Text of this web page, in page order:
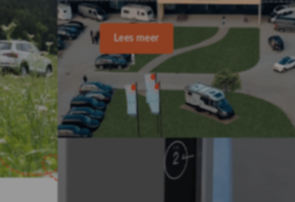
caravan met minimale
Het handmatig duwen en
caravan verplaatsen. Zo
hun avonturen met de